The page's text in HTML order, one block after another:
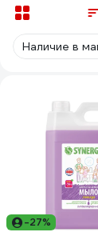
Наличие в
-27%